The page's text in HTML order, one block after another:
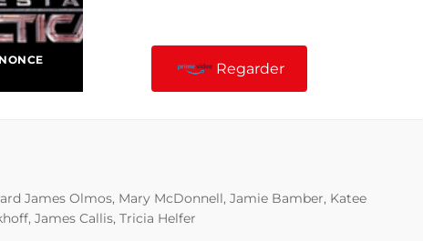
Regarder
James Olmos, Mary McDonnell, Jamie Bamber, Katee
James Callis, Tricia Helfer